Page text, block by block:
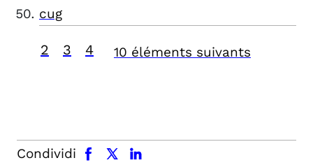
cug
2 3 4 10 éléments suivants
Condividi
facebook x.com linkedin